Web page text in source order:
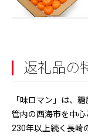
返礼品の
「味ロマン」は、
管内の西海市を中心
230年以上続く長崎